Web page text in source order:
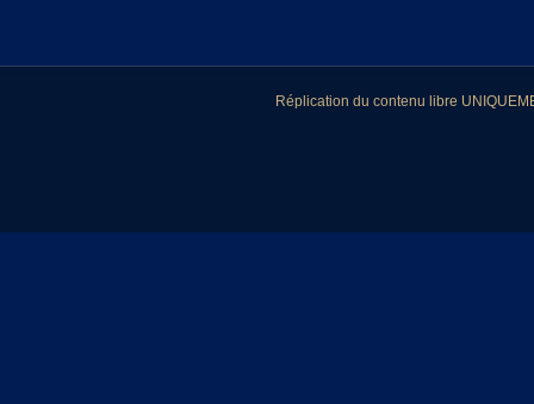
Réplication du contenu libre